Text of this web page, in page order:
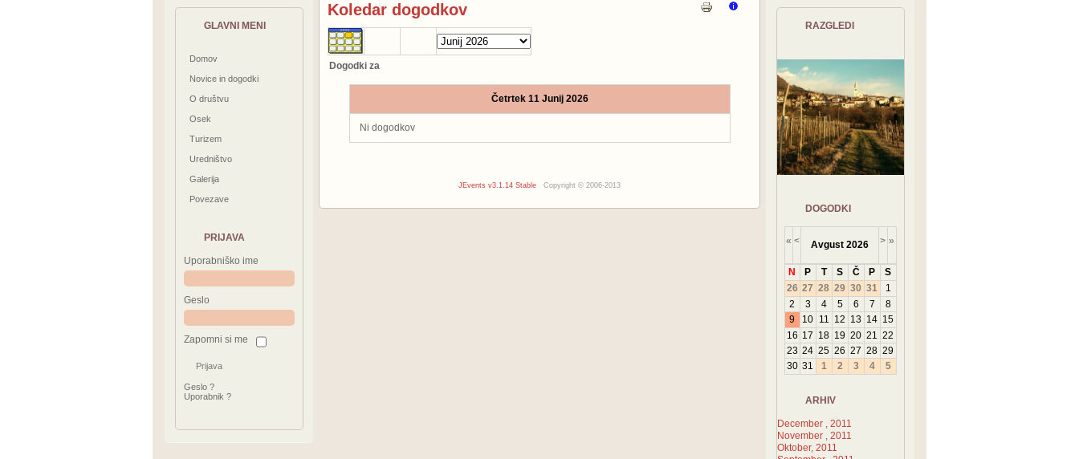
GLAVNI MENI
Domov
Novice in dogodki
O društvu
Osek
Turizem
Uredništvo
Galerija
Povezave
PRIJAVA
Uporabniško ime
Geslo
Zapomni si me
Geslo ?
Uporabnik ?
Koledar dogodkov
Dogodki za
Četrtek 11 Junij 2026
Ni dogodkov
JEvents v3.1.14 Stable Copyright © 2006-2013
RAZGLEDI
DOGODKI
« < Avgust 2026 > »
N P T S Č P
S
26 27 28 29 30 31
1
2
3 4 5 6 7
8
9
10 11 12 13 14 15
16 17 18 19 20 21 22
23 24 25 26 27 28 29
30 31 1 2 3 4 5
ARHIV
December , 2011
November , 2011
Oktober, 2011